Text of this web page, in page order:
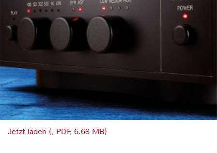
Jetzt laden (, PDF, 6.68 MB)